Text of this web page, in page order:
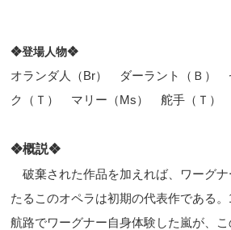
❖登場人物❖
オランダ人（Br） ダーラント（Ｂ）
ク（Ｔ） マリー（Ms） 舵手（Ｔ）
❖概説❖
破棄された作品を加えれば、ワーグナ
たるこのオペラは初期の代表作である
航路でワーグナー自身体験した嵐が、